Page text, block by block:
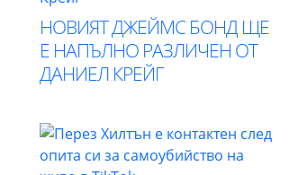
НОВИЯТ ДЖЕЙМС БОНД ЩЕ
Е НАПЪЛНО РАЗЛИЧЕН ОТ
ДАНИЕЛ КРЕЙГ